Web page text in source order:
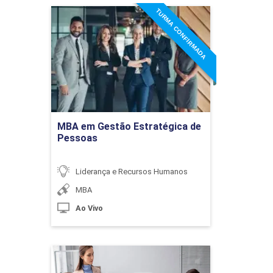
Panorama da Gestão do Agronegócio
Análise Estratégica em Agronegócios
10h
MBA em Gestão Estratégica de
Pessoas
TURMA CONFIRMADA
Liderança e Recursos Humanos
MBA
Ao Vivo
MBA em Gestão
Estratégica de Pessoas
Detalhes do curso
Ir para Inscrição
MBA em Gestão